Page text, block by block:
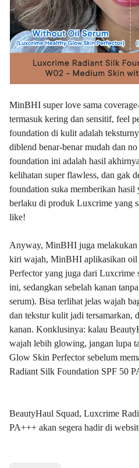
MinBHI super love sama
termasuk kering dan sensitif, feel
foundation di kulit adalah
diblend benar-benar mudah dan
foundation ini adalah hasil
kelihatan super flawless, dan gak
foundation suka memberikan
berlaku di produk Luxcrime yang
like!
Anyway, MinBHI juga melakukan
kiri wajah, MinBHI aplikasikan
Perfector yang juga dari Luxcrime
ini, sedangkan sebelah kanan
serum). Bisa terlihat jelas wajah
dan tekstur kulit jadi tersamarkan,
kanan. Konklusinya: kalau
wajah lebih glowing, jangan lupa
Glow Skin Perfector sebelum
Radiant Silk Foundation SPF 50
BeautyHaul Squad, Luxcrime
PA+++ akan segera hadir di